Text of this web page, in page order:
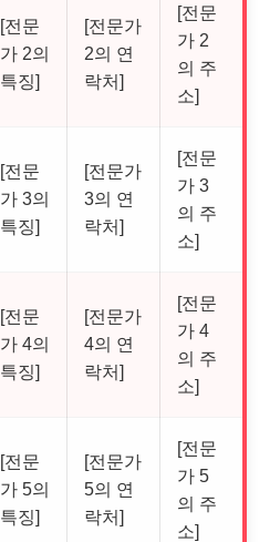
[전문
가 2의
특징]
[전문가
2의 연
락처]
[전문
가 2
의 주
소]
[전문
가 3의
특징]
[전문가
3의 연
락처]
[전문
가 3
의 주
소]
[전문
가 4의
특징]
[전문가
4의 연
락처]
[전문
가 4
의 주
소]
[전문
가 5의
특징]
[전문가
5의 연
락처]
[전문
가 5
의 주
소]